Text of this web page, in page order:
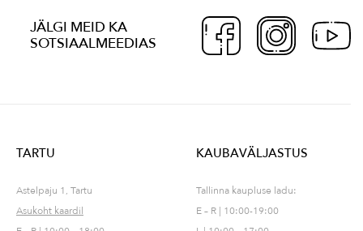
JÄLGI MEID KA
SOTSIAALMEEDIAS
TARTU
Astelpaju 1, Tartu
Asukoht kaardil
KAUBAVÄLJASTUS
Tallinna kaupluse ladu:
E – R | 10:00-19:00